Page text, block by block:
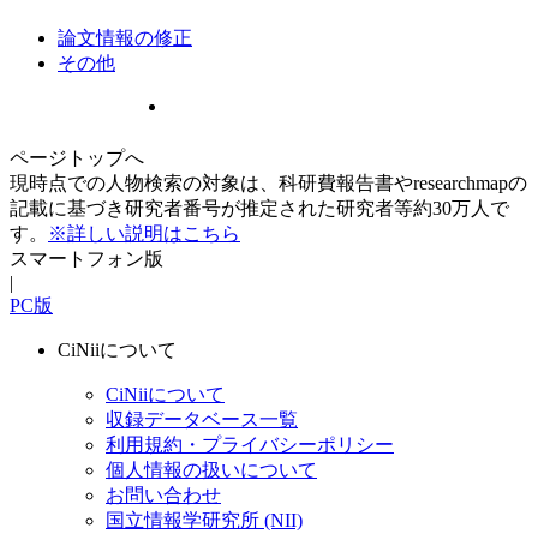
論文情報の修正
その他
ページトップへ
現時点での人物検索の対象は、科研費報告書やresearchmapの
記載に基づき研究者番号が推定された研究者等約30万人で
す。
※詳しい説明はこちら
スマートフォン版
|
PC版
CiNiiについて
CiNiiについて
収録データベース一覧
利用規約・プライバシーポリシー
個人情報の扱いについて
お問い合わせ
国立情報学研究所 (NII)